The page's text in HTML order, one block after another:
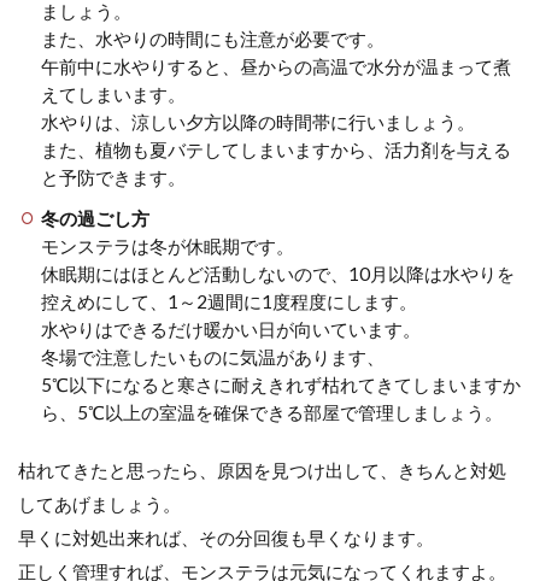
ましょう。
また、水やりの時間にも注意が必要です。
午前中に水やりすると、昼からの高温で水分が温まって煮
えてしまいます。
水やりは、涼しい夕方以降の時間帯に行いましょう。
また、植物も夏バテしてしまいますから、活力剤を与える
と予防できます。
冬の過ごし方
モンステラは冬が休眠期です。
休眠期にはほとんど活動しないので、10月以降は水やりを
控えめにして、1～2週間に1度程度にします。
水やりはできるだけ暖かい日が向いています。
冬場で注意したいものに気温があります、
5℃以下になると寒さに耐えきれず枯れてきてしまいますか
ら、5℃以上の室温を確保できる部屋で管理しましょう。
枯れてきたと思ったら、原因を見つけ出して、きちんと対処
してあげましょう。
早くに対処出来れば、その分回復も早くなります。
正しく管理すれば、モンステラは元気になってくれますよ。